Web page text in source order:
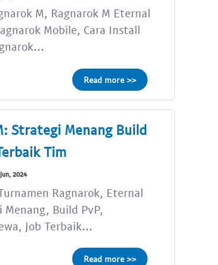
M, Ragnarok M Eternal
Mobile, Cara Install
Read more >>
Strategi Menang Build
Tim
2024
Ragnarok, Eternal
Menang, Build PvP,
Job Terbaik...
Read more >>